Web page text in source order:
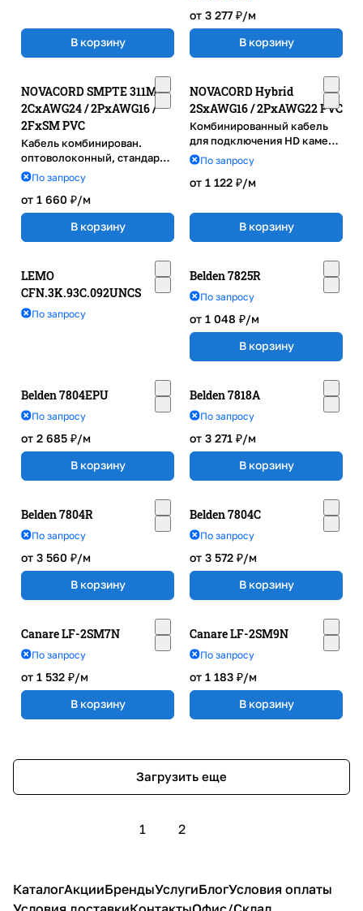
В корзину
от 3 277 ₽/м
В корзину
NOVACORD SMPTE 311M -
2CxAWG24 / 2PxAWG16 /
2FxSM PVC
Кабель комбинирован.
оптоволоконный, стандарта
SMPTE 311M, AWG24, PVC
По запросу
от 1 660 ₽/м
В корзину
NOVACORD Hybrid
2SxAWG16 / 2PxAWG22 PVC
Комбинированный кабель
для подключения HD камер,
AWG 16, PVC
По запросу
от 1 122 ₽/м
В корзину
LEMO
CFN.3K.93C.092UNCS
По запросу
Belden 7825R
По запросу
от 1 048 ₽/м
В корзину
Belden 7804EPU
По запросу
от 2 685 ₽/м
В корзину
Belden 7818A
По запросу
от 3 271 ₽/м
В корзину
Belden 7804R
По запросу
от 3 560 ₽/м
В корзину
Belden 7804C
По запросу
от 3 572 ₽/м
В корзину
Canare LF-2SM7N
По запросу
от 1 532 ₽/м
В корзину
Canare LF-2SM9N
По запросу
от 1 183 ₽/м
В корзину
Загрузить еще
1 2
КаталогАкцииБрендыУслугиБлогУсловия оплаты